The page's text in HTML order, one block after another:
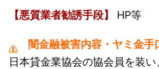
【悪質業者勧誘手段】 HP等
闇金融被害内容・ヤミ金手
日本貸金業協会の協会員を装